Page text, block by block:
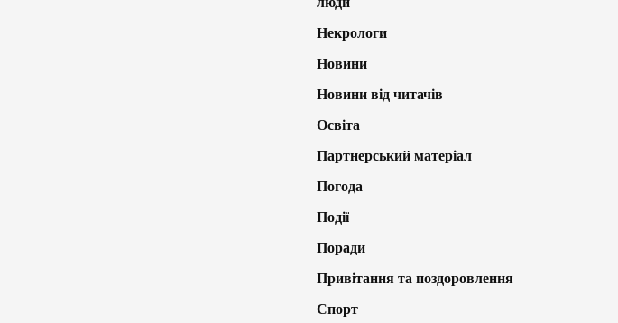
Некрологи
Новини
Новини від читачів
Освіта
Партнерський матеріал
Погода
Події
Поради
Привітання та поздоровлення
Спорт